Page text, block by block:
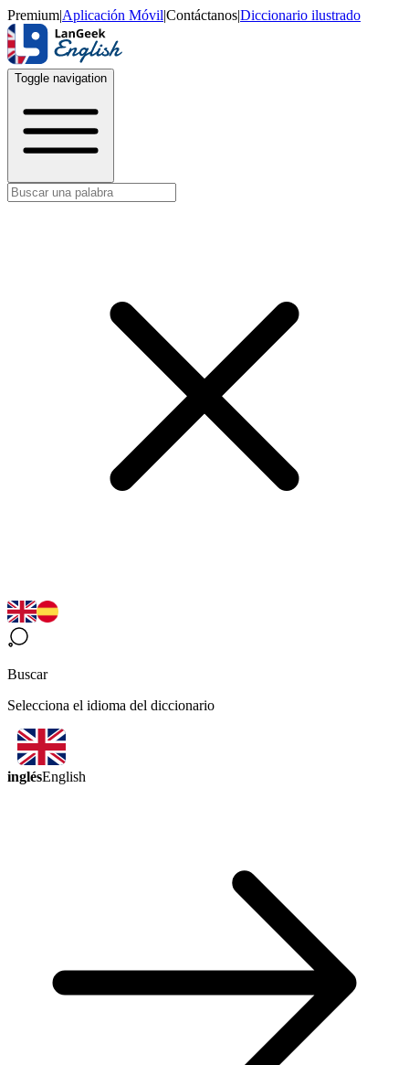
Premium|Aplicación Móvil|Contáctanos|Diccionario ilustrado
Toggle navigation
Buscar
Selecciona el idioma del diccionario
inglésEnglish